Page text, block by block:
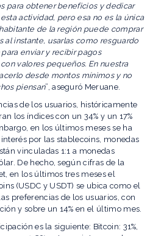
para obtener beneficios y dedicar
actividad, pero esa no es la única
de la región puede comprar
al instante, usarlas como resguardo
enviar y recibir pagos
valores pequeños. En nuestra
desde montos mínimos y no
piensan”, aseguró Meruane.
de los usuarios, históricamente
los índices con un 34% y un 17%
en los últimos meses se ha
por las stablecoins, monedas
vinculadas 1:1 a monedas
De hecho, según cifras de la
en los últimos tres meses el
(USDC y USDT) se ubica como el
preferencias de los usuarios, con
y sobre un 14% en el último mes.
es la siguiente: Bitcoin: 31%,